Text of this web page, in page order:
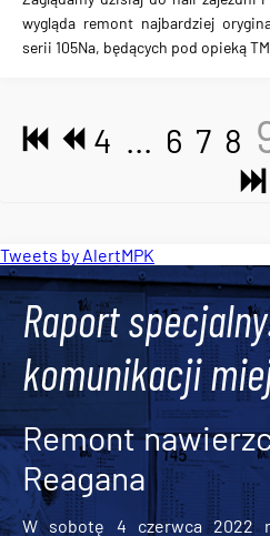
wygląda remont najbardziej
serii 105Na, będących pod opieką
4 ... 6 7 8
Tweets by AlertMPK
Raport
komunikacji
Remont
Reagana
W sobotę 4 czerwca 2022